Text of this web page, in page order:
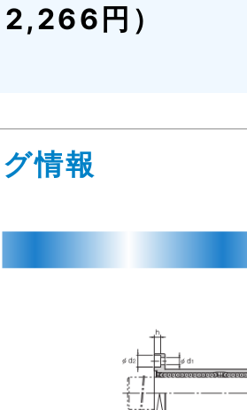
2,266円）
情報